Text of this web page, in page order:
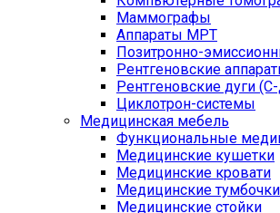
Маммографы
Аппараты МРТ
Позитронно-
Рентгеновские
Рентгеновские дуги
Циклотрон-системы
Медицинская мебель
Функциональные
Медицинские кушетки
Медицинские кровати
Медицинские тумбочки
Медицинские стойки